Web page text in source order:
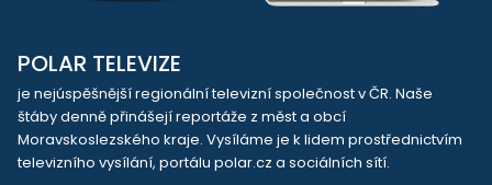
POLAR TELEVIZE
je nejúspěšnější regionální televizní společnost v ČR. Naše
štáby denně přinášejí reportáže z měst a obcí
Moravskoslezského kraje. Vysíláme je k lidem prostřednictvím
televizního vysílání, portálu polar.cz a sociálních sítí.